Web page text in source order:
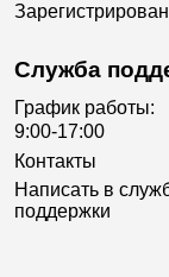
Служба
График работы:
9:00-17:00
Контакты
Написать в
поддержки